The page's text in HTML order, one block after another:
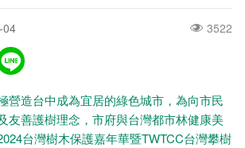
04 3522
營造台中成為宜居的綠色城市，為向市民
友善護樹理念，市府與台灣都市林健康美
台灣樹木保護嘉年華暨TWTCC台灣攀樹